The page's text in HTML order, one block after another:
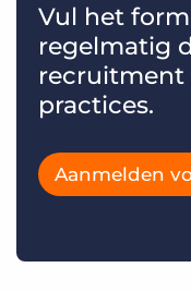
Vul het
regelmatig
recruitment
practices.
Aanmelden